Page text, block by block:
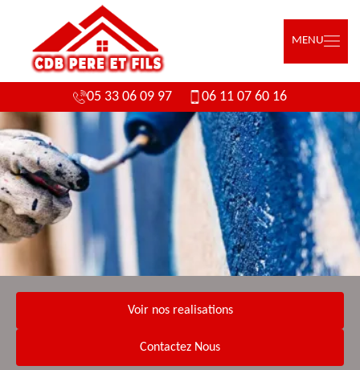
MENU
05 33 06 09 97 06 11 07 60 16
Voir nos realisations
Contactez Nous